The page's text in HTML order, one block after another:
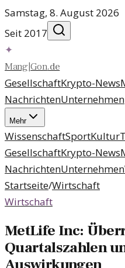
Samstag, 8. August 2026
Seit 2017
✦
Mang|Gon.de
GesellschaftKrypto-News
NachrichtenUnternehmen
Mehr
WissenschaftSportKultur
GesellschaftKrypto-News
NachrichtenUnternehmen
Startseite/Wirtschaft
Wirtschaft
MetLife Inc:
Quartalszahlen